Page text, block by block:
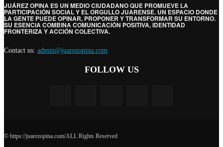
JUÁREZ OPINA ES UN MEDIO CIUDADANO QUE PROMUEVE LA
PARTICIPACIÓN SOCIAL Y EL ORGULLO JUARENSE. UN ESPACIO DONDE
LA GENTE PUEDE OPINAR, PROPONER Y TRANSFORMAR SU ENTORNO.
SU ESENCIA COMBINA COMUNICACIÓN POSITIVA, IDENTIDAD
FRONTERIZA Y ACCIÓN COLECTIVA.
Contact us: admin@juarezopina.com
FOLLOW US
© https://juarezopina.com/ALL Rights Reserved